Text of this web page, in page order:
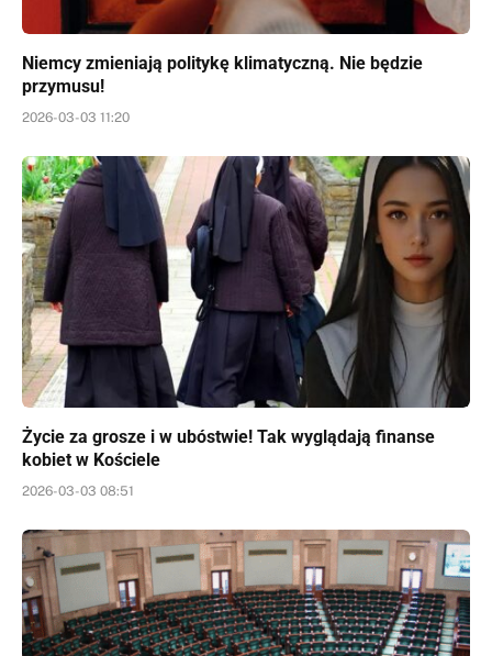
Niemcy zmieniają politykę klimatyczną. Nie będzie
przymusu!
2026-03-03 11:20
Życie za grosze i w ubóstwie! Tak wyglądają finanse
kobiet w Kościele
2026-03-03 08:51